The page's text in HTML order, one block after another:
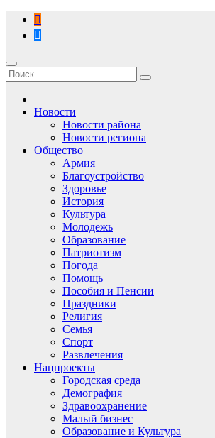
Перейти
содержимому
Новости
Новости района
Новости региона
Общество
Армия
Благоустройство
Здоровье
История
Культура
Молодежь
Образование
Патриотизм
Погода
Помощь
Пособия и Пенсии
Праздники
Религия
Семья
Спорт
Развлечения
Нацпроекты
Городская среда
Демография
Здравоохранение
Малый бизнес
Образование и Культура